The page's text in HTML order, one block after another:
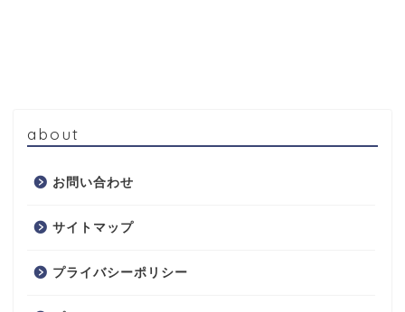
about
お問い合わせ
サイトマップ
プライバシーポリシー